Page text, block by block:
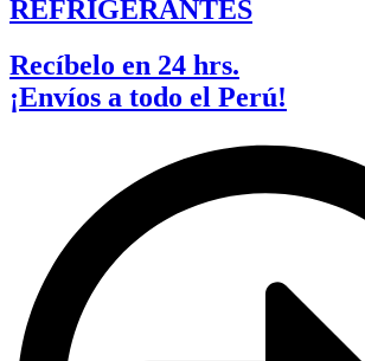
REFRIGERANTES
Recíbelo en 24 hrs.
¡Envíos a todo el Perú!